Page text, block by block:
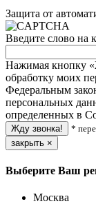
Защита от
Введите слово на
Нажимая кнопку
обработку моих
Федеральным
персональных
определенных в
*
закрыть ×
Выберите Ваш
Москва